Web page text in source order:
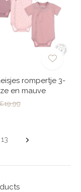
rompertje 3-
en mauve
13